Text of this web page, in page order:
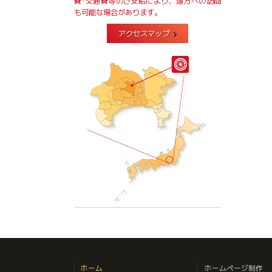
も可能な場合があります。
アクセスマップ
ホーム
ホームページ制作